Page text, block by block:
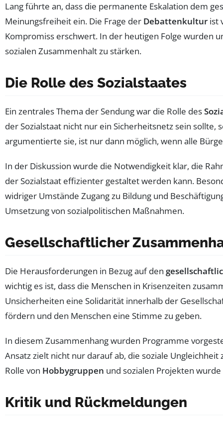
Lang führte an, dass die permanente Eskalation dem
Meinungsfreiheit ein. Die Frage der Debattenkultur ist
Kompromiss erschwert. In der heutigen Folge wurden
sozialen Zusammenhalt zu stärken.
Die Rolle des Sozialstaates
Ein zentrales Thema der Sendung war die Rolle des
der Sozialstaat nicht nur ein Sicherheitsnetz sein
argumentierte sie, ist nur dann möglich, wenn alle
In der Diskussion wurde die Notwendigkeit klar, die
der Sozialstaat effizienter gestaltet werden kann.
widriger Umstände Zugang zu Bildung und
Umsetzung von sozialpolitischen Maßnahmen.
Gesellschaftlicher
Die Herausforderungen in Bezug auf den
wichtig es ist, dass die Menschen in Krisenzeiten
Unsicherheiten eine Solidarität innerhalb der
fördern und den Menschen eine Stimme zu geben.
In diesem Zusammenhang wurden Programme
Ansatz zielt nicht nur darauf ab, die soziale
Rolle von Hobbygruppen und sozialen Projekten
Kritik und Rückmeldungen